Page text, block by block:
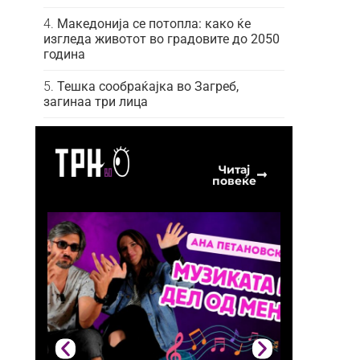
Македонија се потопла: како ќе
изгледа животот во градовите до 2050
година
Тешка сообраќајка во Загреб,
загинаа три лица
Читај
повеќе